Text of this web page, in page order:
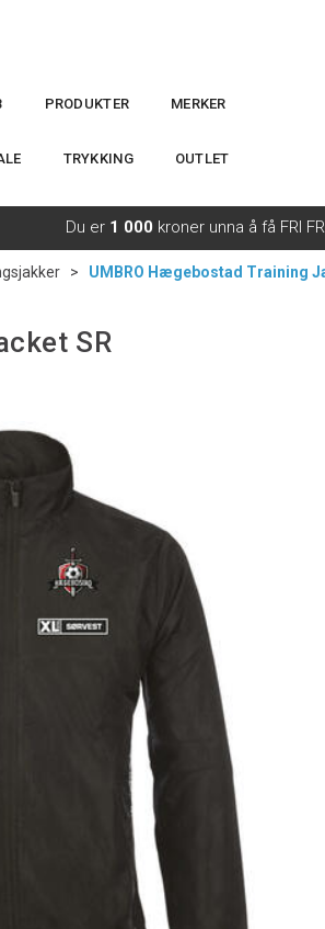
PRODUKTER MERKER
TRYKKING OUTLET
Du er 1 000 kroner unna å få FRI
> UMBRO Hægebostad Training
SR